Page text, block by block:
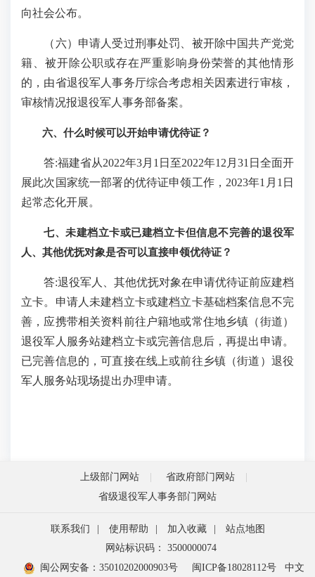
向社会公布。
（六）申请人受过刑事处罚、被开除中国共产党党
籍、被开除公职或存在严重影响身份荣誉的其他情形
的，由省退役军人事务厅综合考虑相关因素进行审核，
审核情况报退役军人事务部备案。
六、什么时候可以开始申请优待证？
答:福建省从2022年3月1日至2022年12月31日全面开
展此次国家统一部署的优待证申领工作，2023年1月1日
起常态化开展。
七、未建档立卡或已建档立卡但信息不完善的退役军
人、其他优抚对象是否可以直接申领优待证？
答:退役军人、其他优抚对象在申请优待证前应建档
立卡。申请人未建档立卡或建档立卡基础档案信息不完
善，应携带相关资料前往户籍地或常住地乡镇（街道）
退役军人服务站建档立卡或完善信息后，再提出申请。
已完善信息的，可直接在线上或前往乡镇（街道）退役
军人服务站现场提出办理申请。
上级部门网站
省政府部门网站
省级退役军人事务部门网站
联系我们 使用帮助 加入收藏
站点地图
网站标识码： 3500000074
闽公网安备：35010202000903号
闽ICP备18028112号 中文